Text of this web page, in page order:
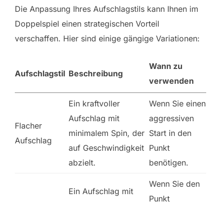
Die Anpassung Ihres Aufschlagstils kann Ihnen im
Doppelspiel einen strategischen Vorteil
verschaffen. Hier sind einige gängige Variationen:
Aufschlagstil Beschreibung
Wann zu
verwenden
Flacher
Aufschlag
Ein kraftvoller
Aufschlag mit
minimalem Spin, der
auf Geschwindigkeit
abzielt.
Wenn Sie einen
aggressiven
Start in den
Punkt
benötigen.
Ein Aufschlag mit
Wenn Sie den
Punkt